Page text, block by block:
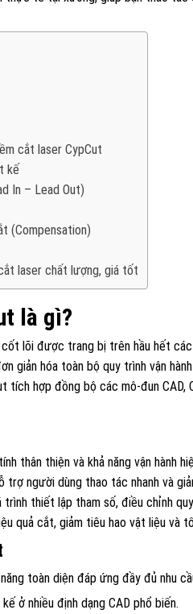
cắt laser CypCut
kế
In – Lead Out)
(Compensation)
laser chất lượng, giá tốt
là gì?
cốt lõi được trang bị trên hầu hết
giản hóa toàn bộ quy trình vận
tích hợp đồng bộ các mô-đun CAD,
thân thiện và khả năng vận hành
trợ người dùng thao tác nhanh và
thiết lập tham số, điều chỉnh
quả cắt, giảm tiêu hao vật liệu và
toàn diện đáp ứng đầy đủ nhu
ở nhiều định dạng CAD phổ biến.